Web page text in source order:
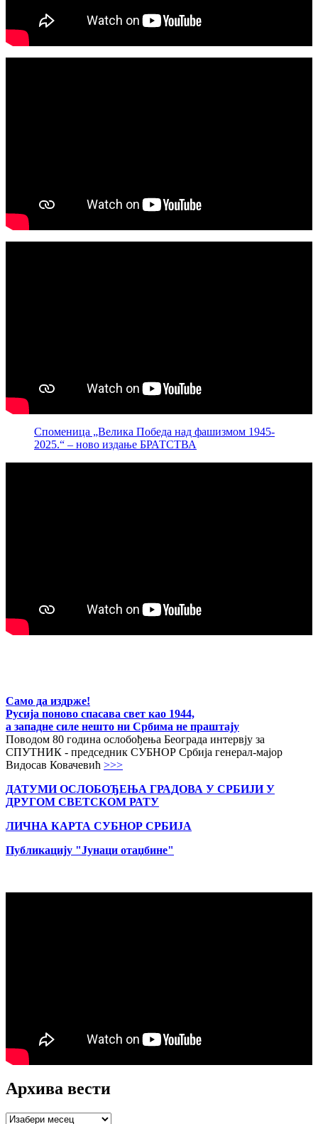
Споменица „Велика Победа над фашизмом 1945-
2025.“ – ново издање БРАТСТВА
Само да издрже!
Русија поново спасава свет као 1944,
а западне силе нешто ни Србима не праштају
Поводом 80 година ослобођења Београда интервју за
СПУТНИК - председник СУБНОР Србија генерал-мајор
Видосав Ковачевић >>>
ДАТУМИ ОСЛОБОЂЕЊА ГРАДОВА У СРБИЈИ У
ДРУГОМ СВЕТСКОМ РАТУ
ЛИЧНА КАРТА СУБНОР СРБИЈА
Публикацију "Јунаци отаџбине"
Архива вести
Архива